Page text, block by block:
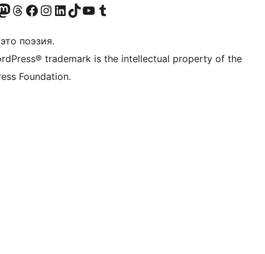
Twitter)
запись в Bluesky
нашу ленту в Mastodon
Посетите нашу учётную запись в Threads
Посетите нашу страницу на Facebook
Посетите наш Instagram
Посетите нашу страницу в LinkedIn
Посетите нашу учётную запись в TikTok
Посетите наш канал YouTube
Посетите нашу учётную запись в Tumblr
поэзия.
trademark is the intellectual property of the
Foundation.